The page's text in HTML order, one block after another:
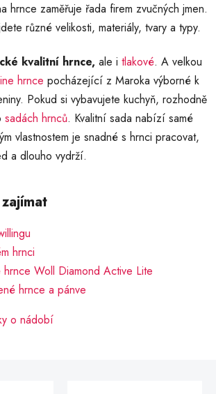
hrnce zaměřuje řada firem zvučných jmen.
různé velikosti, materiály, tvary a typy.
kvalitní hrnce, ale i tlakové. A velkou
hrnce pocházející z Maroka výborné k
Pokud si vybavujete kuchyň, rozhodně
sadách hrnců. Kvalitní sada nabízí samé
vlastnostem je snadné s hrnci pracovat,
a dlouho vydrží.
hrnci
Woll Diamond Active Lite
hrnce a pánve
o nádobí